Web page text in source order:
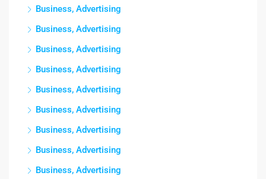
Business, Advertising
Business, Advertising
Business, Advertising
Business, Advertising
Business, Advertising
Business, Advertising
Business, Advertising
Business, Advertising
Business, Advertising